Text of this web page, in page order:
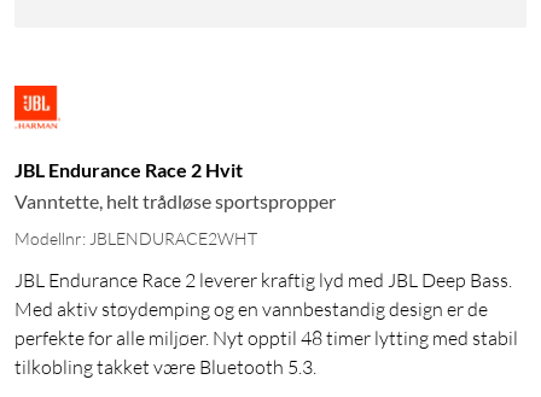
JBL Endurance Race 2 Hvit
Vanntette, helt trådløse sportspropper
Modellnr: JBLENDURACE2WHT
JBL Endurance Race 2 leverer kraftig lyd med JBL Deep Bass.
Med aktiv støydemping og en vannbestandig design er de
perfekte for alle miljøer. Nyt opptil 48 timer lytting med stabil
tilkobling takket være Bluetooth 5.3.